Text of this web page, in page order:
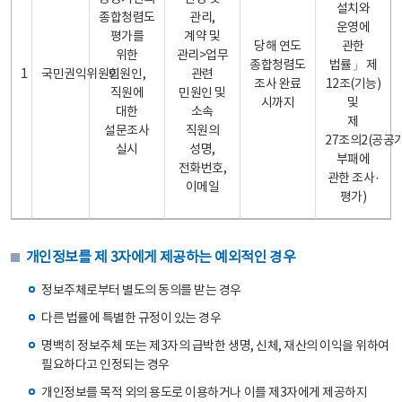
1 국민권익위원회
종합청렴도
평가를
위한
민원인,
직원에
대한
설문조사
실시
관리,
계약 및
관리>업무
관련
민원인 및
소속
직원의
성명,
전화번호,
이메일
당해 연도
종합청렴도
조사 완료
시까지
설치와
운영에
관한
법률」 제
12조(기능)
및
제
27조의2(공공
부패에
관한 조사·
평가)
개인정보를 제 3자에게 제공하는 예외적인 경우
정보주체로부터 별도의 동의를 받는 경우
다른 법률에 특별한 규정이 있는 경우
명백히 정보주체 또는 제3자의 급박한 생명, 신체, 재산의 이익을 위하여
필요하다고 인정되는 경우
개인정보를 목적 외의 용도로 이용하거나 이를 제3자에게 제공하지